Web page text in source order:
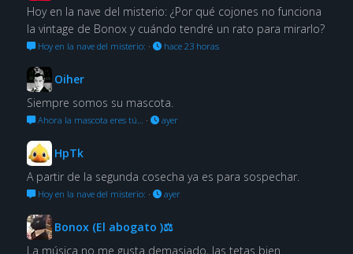
Hoy en la nave del misterio: ¿Por qué cojones no funciona
la vintage de Bonox y cuándo tendré un rato para mirarlo?
Hoy en la nave del misterio: · hace 23 horas
Oiher
Siempre somos su mascota.
Ahora la mascota eres tú… · ayer
HpTk
A partir de la segunda cosecha ya es para sospechar.
Hoy en la nave del misterio: · ayer
Bonox (El abogato )⚖
La música no me gusta demasiado, las tetas bien.